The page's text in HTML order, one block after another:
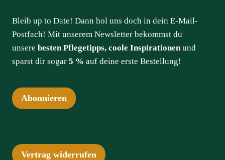
Bleib up to Date! Dann hol uns doch in dein E-Mail-
Postfach! Mit unserem Newsletter bekommst du
unsere besten Pflegetipps, coole Inspirationenund
sparst dir sogar 5 % auf deine erste Bestellung!
Abonnieren
Vertrag widerrufen